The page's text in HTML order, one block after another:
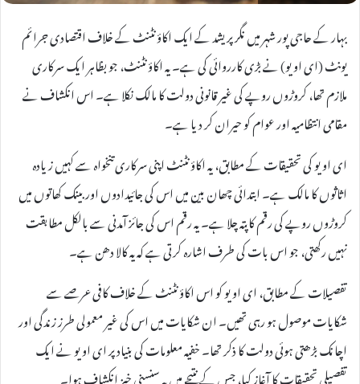
بہار کے حاجی پور شہر میں نگر پریشد کے ایک اکاؤنٹنٹ کے خلاف اقتصادی جرائم
یونٹ (ای او یو) نے بڑی کارروائی کی ہے۔ یہ اکاؤنٹنٹ، جو بظاہر ایک سرکاری
ملازم تھا، کروڑوں روپے کی غیر قانونی دولت کا مالک نکلا ہے۔ اس انکشاف نے
مقامی انتظامیہ اور عوام کو حیران کر دیا ہے۔
ای او یو کی تحقیقات کے مطابق، یہ اکاؤنٹنٹ اپنی سرکاری تنخواہ سے کہیں زیادہ
اثاثوں کا مالک ہے۔ ابتدائی چھان بین میں اس کی جائیدادوں اور بینک کھاتوں میں
کروڑوں روپے کی رقم کا پتہ چلا ہے۔ یہ رقم اس کی جائز آمدنی سے بالکل مطابقت
نہیں رکھتی، جو اس بات کی طرف اشارہ کرتی ہے کہ یہ کالا دھن ہے۔
تفصیلات کے مطابق، ای او یو کو اس اکاؤنٹنٹ کے خلاف کافی عرصے سے
شکایات موصول ہو رہی تھیں۔ ان شکایات میں اس کی غیر معمولی طرز زندگی اور
اچانک بڑھتی ہوئی دولت کا ذکر تھا۔ خفیہ معلومات کی بنیاد پر ای او یو نے ایک
تفصیلی تحقیقات کا آغاز کیا، جس کے نتیجے میں یہ سنسنی خیز انکشاف ہوا۔